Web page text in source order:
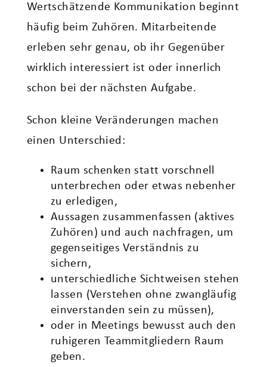
Wertschätzende Kommunikation beginnt
häufig beim Zuhören. Mitarbeitende
erleben sehr genau, ob ihr Gegenüber
wirklich interessiert ist oder innerlich
schon bei der nächsten Aufgabe.
Schon kleine Veränderungen machen
einen Unterschied:
Raum schenken statt vorschnell
unterbrechen oder etwas nebenher
zu erledigen,
Aussagen zusammenfassen (aktives
Zuhören) und auch nachfragen, um
gegenseitiges Verständnis zu
sichern,
unterschiedliche Sichtweisen stehen
lassen (Verstehen ohne zwangläufig
einverstanden sein zu müssen),
oder in Meetings bewusst auch den
ruhigeren Teammitgliedern Raum
geben.